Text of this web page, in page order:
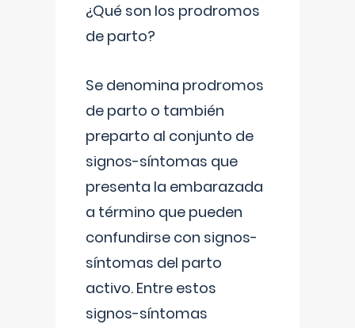
¿Qué son los prodromos
de parto?
Se denomina prodromos
de parto o también
preparto al conjunto de
signos-síntomas que
presenta la embarazada
a término que pueden
confundirse con signos-
síntomas del parto
activo. Entre estos
signos-síntomas